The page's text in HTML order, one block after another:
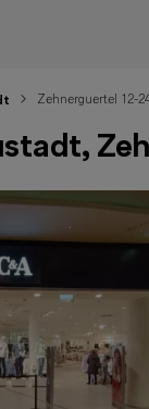
Zehnerguertel 12-